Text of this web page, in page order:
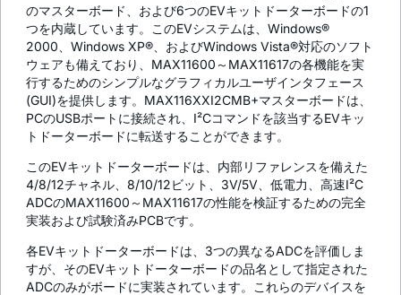
のマスターボード、および6つのEVキットドーターボードの1
つを内蔵しています。このEVシステムは、Windows®
2000、Windows XP®、およびWindows Vista®対応のソフト
ウェアも備えており、MAX11600～MAX11617の各機能を実
行するためのシンプルなグラフィカルユーザインタフェース
(GUI)を提供します。MAX116XXI2CMB+マスターボードは、
PCのUSBポートに接続され、I²Cコマンドを該当するEVキッ
トドーターボードに転送することができます。
このEVキットドーターボードは、内部リファレンスを備えた
4/8/12チャネル、8/10/12ビット、3V/5V、低電力、高速I²C
ADCのMAX11600～MAX11617の性能を検証するための完全
実装および試験済みPCBです。
各EVキットドーターボードは、3つの異なるADCを評価しま
すが、そのEVキットドーターボードの品名として指定された
ADCのみがボードに実装されています。これらのデバイスを